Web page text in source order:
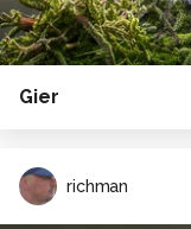
Gier
richman